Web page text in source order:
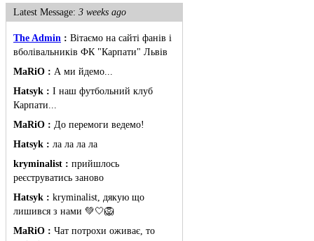
Latest Message: 3 weeks ago
The Admin : Вітаємо на сайті фанів і
вболівальників ФК "Карпати" Львів
MaRiO : А ми йдемо...
Hatsyk : І наш футбольний клуб
Карпати...
MaRiO : До перемоги ведемо!
Hatsyk : ла ла ла ла
kryminalist : прийшлось
реєструватись заново
Hatsyk : kryminalist, дякую що
лишився з нами 💚🤍🦁
MaRiO : Чат потрохи оживає, то